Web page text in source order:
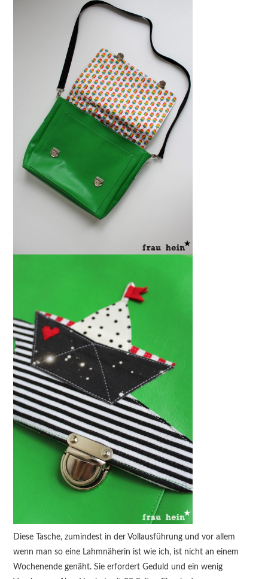
Diese Tasche, zumindest in der Vollausführung und vor allem
wenn man so eine Lahmnäherin ist wie ich, ist nicht an einem
Wochenende genäht. Sie erfordert Geduld und ein wenig